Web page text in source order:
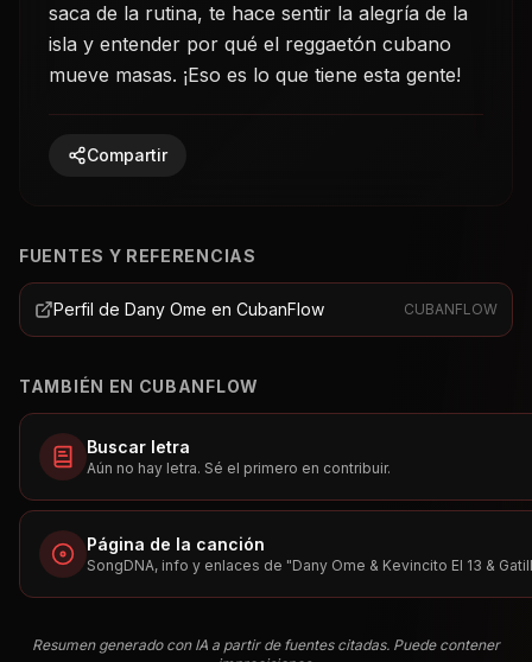
saca de la rutina, te hace sentir la alegría de la
isla y entender por qué el reggaetón cubano
mueve masas. ¡Eso es lo que tiene esta gente!
Compartir
FUENTES Y REFERENCIAS
Perfil de Dany Ome en CubanFlow CUBANFLOW
TAMBIÉN EN CUBANFLOW
Buscar letra
Aún no hay letra. Sé el primero en contribuir.
Página de la canción
SongDNA, info y enlaces de "Dany Ome & Kevincito El 13 &
Resumen generado con IA a partir de fuentes citadas. Puede contener